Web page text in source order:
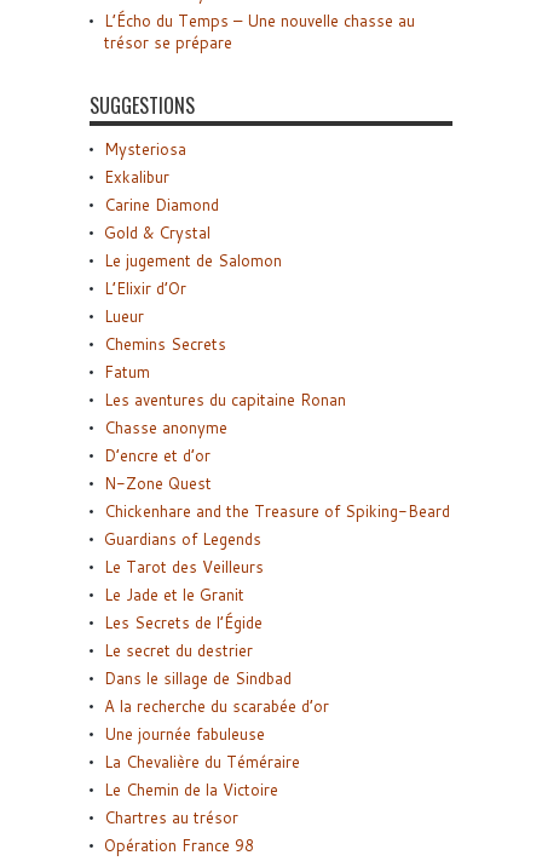
L’Écho du Temps – Une nouvelle chasse au
trésor se prépare
SUGGESTIONS
Mysteriosa
Exkalibur
Carine Diamond
Gold & Crystal
Le jugement de Salomon
L’Elixir d’Or
Lueur
Chemins Secrets
Fatum
Les aventures du capitaine Ronan
Chasse anonyme
D’encre et d’or
N-Zone Quest
Chickenhare and the Treasure of Spiking-Beard
Guardians of Legends
Le Tarot des Veilleurs
Le Jade et le Granit
Les Secrets de l’Égide
Le secret du destrier
Dans le sillage de Sindbad
A la recherche du scarabée d’or
Une journée fabuleuse
La Chevalière du Téméraire
Le Chemin de la Victoire
Chartres au trésor
Opération France 98